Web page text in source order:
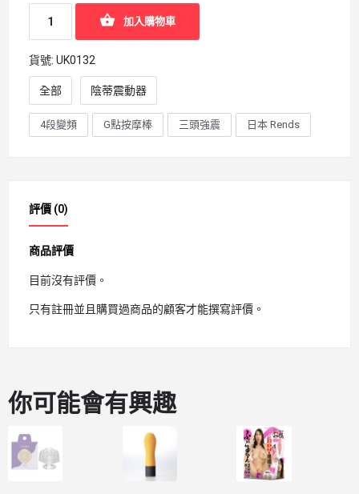
加入購物車
貨號: UK0132
全部 陰蒂震動器
4段變頻 G點按摩棒 三頭強震 日本 Rends
評價 (0)
商品評價
目前沒有評價。
只有註冊並且購買過商品的顧客才能撰寫評價。
你可能會有興趣